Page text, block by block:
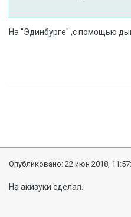
На "Эдинбурге" ,с помощью
Опубликовано:22 июн 2018,
На акизуки сделал.